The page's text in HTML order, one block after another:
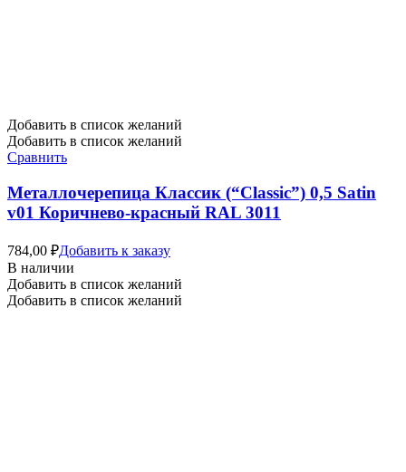
Добавить в список желаний
Добавить в список желаний
Сравнить
Металлочерепица Классик (“Classic”) 0,5 Satin
v01 Коричнево-красный RAL 3011
784,00 ₽Добавить к заказу
В наличии
Добавить в список желаний
Добавить в список желаний